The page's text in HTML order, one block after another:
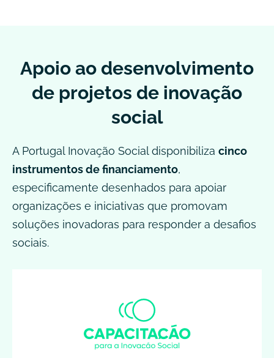
Apoio ao desenvolvimento
de projetos de inovação
social
A Portugal Inovação Social disponibiliza cinco
instrumentos de financiamento,
especificamente desenhados para apoiar
organizações e iniciativas que promovam
soluções inovadoras para responder a desafios
sociais.